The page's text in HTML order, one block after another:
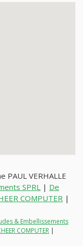
VERHALLE
SPRL | De
COMPUTER |
& Embellissements
COMPUTER |